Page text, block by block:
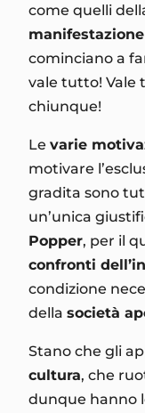
come quelli
cominciano a
vale tutto! Vale
chiunque!
Le varie
motivare
gradita sono
un’unica
Popper, per il
confronti
condizione
della società
Stano che gli
cultura, che
dunque hanno